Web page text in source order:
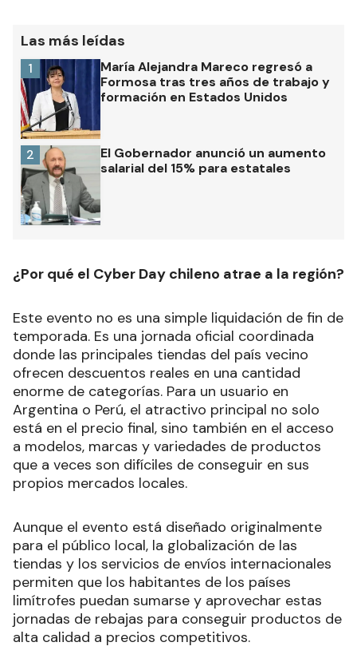
Las más leídas
María Alejandra Mareco regresó a
Formosa tras tres años de trabajo y
formación en Estados Unidos
1
El Gobernador anunció un aumento
salarial del 15% para estatales
2
¿Por qué el Cyber Day chileno atrae a la región?
Este evento no es una simple liquidación de fin de
temporada. Es una jornada oficial coordinada
donde las principales tiendas del país vecino
ofrecen descuentos reales en una cantidad
enorme de categorías. Para un usuario en
Argentina o Perú, el atractivo principal no solo
está en el precio final, sino también en el acceso
a modelos, marcas y variedades de productos
que a veces son difíciles de conseguir en sus
propios mercados locales.
Aunque el evento está diseñado originalmente
para el público local, la globalización de las
tiendas y los servicios de envíos internacionales
permiten que los habitantes de los países
limítrofes puedan sumarse y aprovechar estas
jornadas de rebajas para conseguir productos de
alta calidad a precios competitivos.